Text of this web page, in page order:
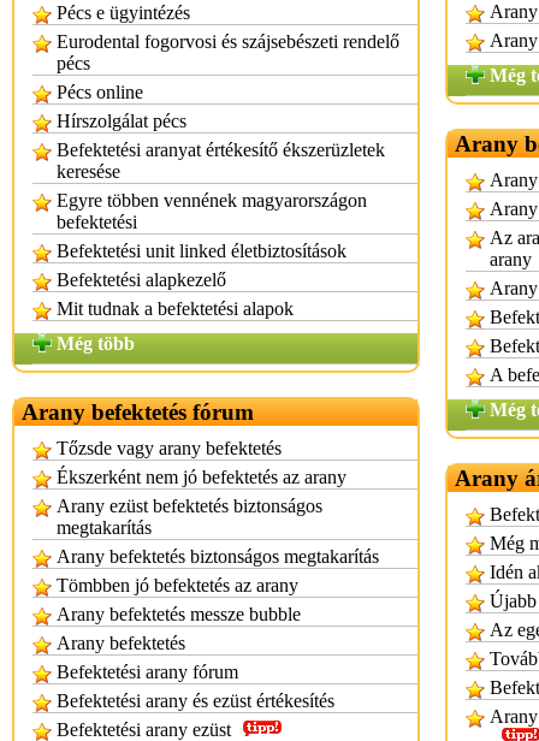
Pécs e ügyintézés
Eurodental fogorvosi és szájsebészeti rendelő
pécs
Pécs online
Hírszolgálat pécs
Befektetési aranyat értékesítő ékszerüzletek
keresése
Egyre többen vennének magyarországon
befektetési
Befektetési unit linked életbiztosítások
Befektetési alapkezelő
Mit tudnak a befektetési alapok
Még több
Arany befektetés fórum
Tőzsde vagy arany befektetés
Ékszerként nem jó befektetés az arany
Arany ezüst befektetés biztonságos
megtakarítás
Arany befektetés biztonságos megtakarítás
Tömbben jó befektetés az arany
Arany befektetés messze bubble
Arany befektetés
Befektetési arany fórum
Befektetési arany és ezüst értékesítés
Befektetési arany ezüst
Még
Arany
Arany
Az
arany
A
Még
Arany
Még
Idén
Újabb
Az